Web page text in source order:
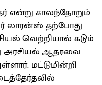
என்று காலந்தோறும்
லாரன்ஸ் தற்போது
வெற்றியால் கடும்
அரசியல் ஆதரவை
மட்டுமின்றி